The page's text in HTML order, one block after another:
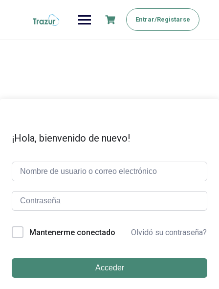
Entrar/Registarse
¡Hola, bienvenido de nuevo!
Mantenerme conectado Olvidó su contraseña?
Acceder